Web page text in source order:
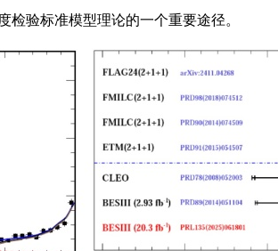
验标准模型理论的一个重要途径。